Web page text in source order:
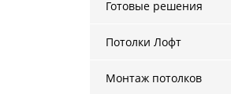
Готовые решения
Потолки Лофт
Монтаж потолков